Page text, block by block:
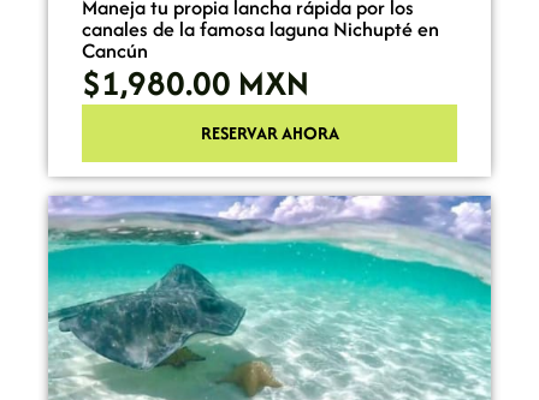
Maneja tu propia lancha rápida por los
canales de la famosa laguna Nichupté en
Cancún
$1,980.00 MXN
RESERVAR AHORA